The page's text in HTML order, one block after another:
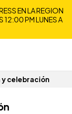
EN LA REGION
12:00 PM LUNES A
y celebración